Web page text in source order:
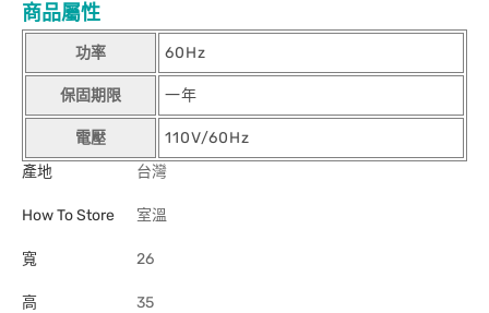
商品屬性
功率 60Hz
保固期限 一年
電壓
110V/60Hz
產地
台灣
How To Store 室溫
寬 26
高 35